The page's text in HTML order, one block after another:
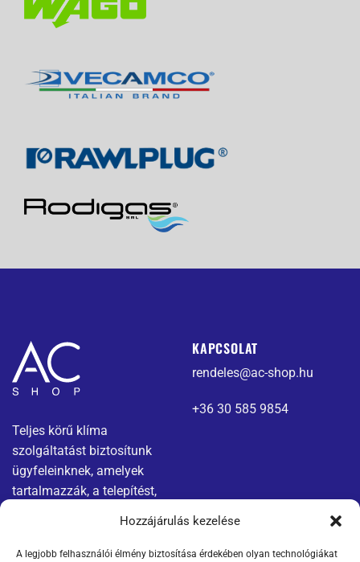
Hozzájárulás kezelése
A legjobb felhasználói élmény biztosítása érdekében olyan technológiákat
Teljes körű klíma
szolgáltatást biztosítunk
ügyfeleinknek, amelyek
tartalmazzák, a telepítést,
KAPCSOLAT
rendeles@ac-shop.hu
+36 30 585 9854